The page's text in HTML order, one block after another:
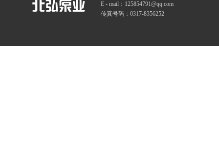
E - mail：125854791@qq.com
传真号码：0317-8356252